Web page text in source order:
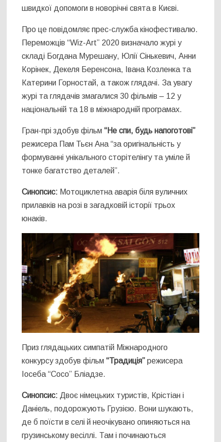
швидкої допомоги в новорічні свята в Києві.
Про це повідомляє прес-служба кінофестивалю.
Переможців “Wiz-Art” 2020 визначало журі у
складі Богдана Мурешану, Юлії Сінькевич, Анни
Корінек, Декеля Беренсона, Івана Козленка та
Катерини Горностай, а також глядачі. За увагу
журі та глядачів змагалися 30 фільмів – 12 у
національній та 18 в міжнародній програмах.
Гран-прі здобув фільм“Не спи, будь напоготові”
режисера Пам Тьєн Ана “за оригінальність у
формуванні унікального сторітелінгу та уміле й
тонке багатство деталей”.
Синопсис: Мотоциклетна аварія біля вуличних
прилавків на розі в загадковій історії трьох
юнаків.
Приз глядацьких симпатій Міжнародного
конкурсу здобув фільм“Традиція” режисера
Іосеба “Сосо” Бліадзе.
Синопсис: Двоє німецьких туристів, Крістіан і
Даніель, подорожують Грузією. Вони шукають,
де б поїсти в селі й неочікувано опиняються на
грузинському весіллі. Там і починаються